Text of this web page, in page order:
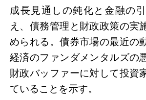
成長見通しの鈍化と金融の
え、債務管理と財政政策の実
められる。債券市場の最近の
経済のファンダメンタルズの
財政バッファーに対して投資
ていることを示す。